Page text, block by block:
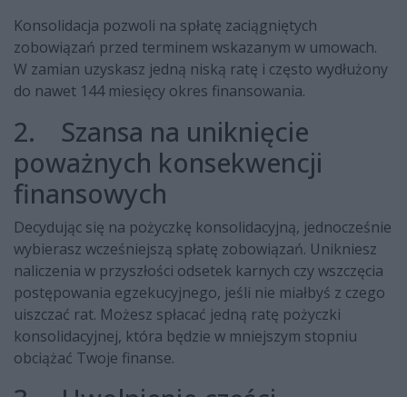
Konsolidacja pozwoli na spłatę zaciągniętych
zobowiązań przed terminem wskazanym w umowach.
W zamian uzyskasz jedną niską ratę i często wydłużony
do nawet 144 miesięcy okres finansowania.
2. Szansa na uniknięcie
poważnych konsekwencji
finansowych
Decydując się na pożyczkę konsolidacyjną, jednocześnie
wybierasz wcześniejszą spłatę zobowiązań. Unikniesz
naliczenia w przyszłości odsetek karnych czy wszczęcia
postępowania egzekucyjnego, jeśli nie miałbyś z czego
uiszczać rat. Możesz spłacać jedną ratę pożyczki
konsolidacyjnej, która będzie w mniejszym stopniu
obciążać Twoje finanse.